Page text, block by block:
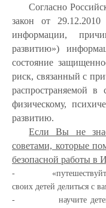
Согласно
закон от
информации,
развитию»)
состояние
риск, связанный с
распространяемой в
физическому,
развитию.
Если Вы не
советами, которые
безопасной работы в
-
своих детей делиться с
-
научите